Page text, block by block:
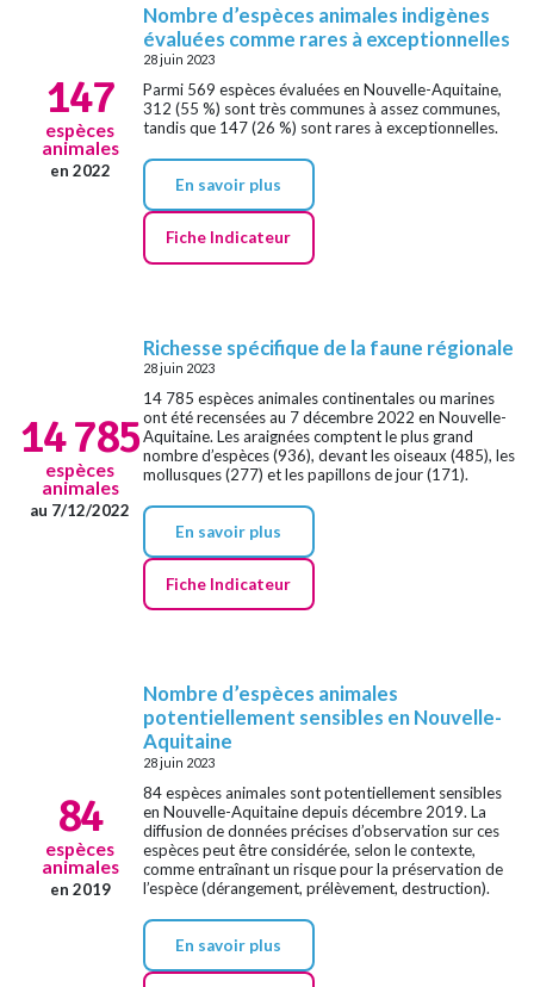
147
espèces
animales
en 2022
Nombre d’espèces animales indigènes
évaluées comme rares à exceptionnelles
28 juin 2023
Parmi 569 espèces évaluées en Nouvelle-Aquitaine,
312 (55 %) sont très communes à assez communes,
tandis que 147 (26 %) sont rares à exceptionnelles.
En savoir plus
Fiche Indicateur
14 785
espèces
animales
au 7/12/2022
Richesse spécifique de la faune régionale
28 juin 2023
14 785 espèces animales continentales ou marines
ont été recensées au 7 décembre 2022 en Nouvelle-
Aquitaine. Les araignées comptent le plus grand
nombre d’espèces (936), devant les oiseaux (485), les
mollusques (277) et les papillons de jour (171).
En savoir plus
Fiche Indicateur
84
espèces
animales
en 2019
Nombre d’espèces animales
potentiellement sensibles en Nouvelle-
Aquitaine
28 juin 2023
84 espèces animales sont potentiellement sensibles
en Nouvelle-Aquitaine depuis décembre 2019. La
diffusion de données précises d’observation sur ces
espèces peut être considérée, selon le contexte,
comme entraînant un risque pour la préservation de
l’espèce (dérangement, prélèvement, destruction).
En savoir plus